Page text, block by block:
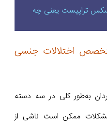
تراپیست یعنی چه
اختلالات جنسی
به‌طور کلی در سه دسته
ممکن است ناشی از